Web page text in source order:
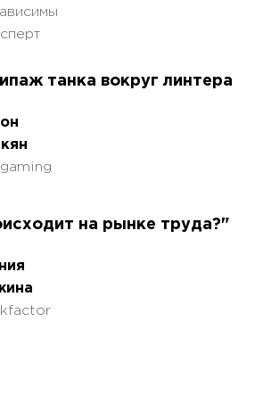
танка вокруг линтера
на рынке труда?"